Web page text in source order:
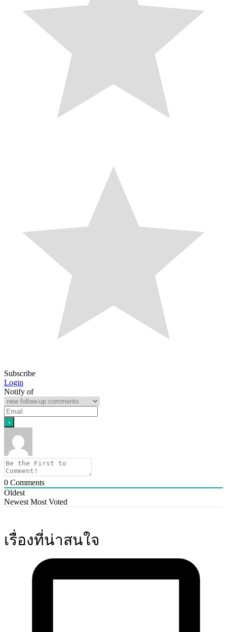
Subscribe
Login
Notify of
0 Comments
Oldest
Newest Most Voted
เรื่องที่น่าสนใจ